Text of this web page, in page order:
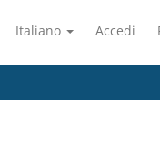
Italiano Accedi